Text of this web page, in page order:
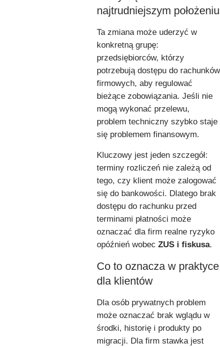
najtrudniejszym położeniu
Ta zmiana może uderzyć w
konkretną grupę:
przedsiębiorców, którzy
potrzebują dostępu do rachunków
firmowych, aby regulować
bieżące zobowiązania. Jeśli nie
mogą wykonać przelewu,
problem techniczny szybko staje
się problemem finansowym.
Kluczowy jest jeden szczegół:
terminy rozliczeń nie zależą od
tego, czy klient może zalogować
się do bankowości. Dlatego brak
dostępu do rachunku przed
terminami płatności może
oznaczać dla firm realne ryzyko
opóźnień wobec ZUS i fiskusa.
Co to oznacza w praktyce
dla klientów
Dla osób prywatnych problem
może oznaczać brak wglądu w
środki, historię i produkty po
migracji. Dla firm stawka jest